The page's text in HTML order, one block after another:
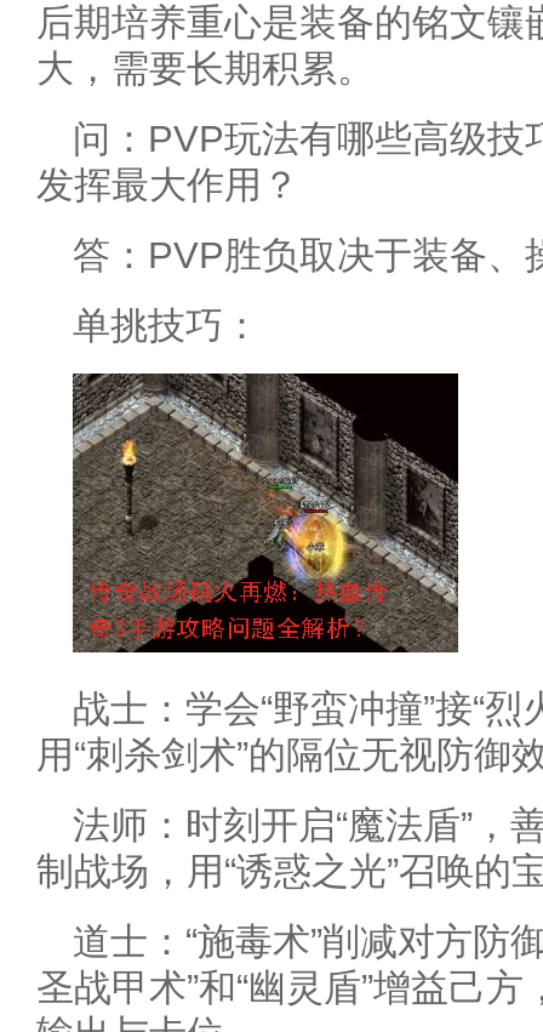
后期培养重心是装备的铭文
大，需要长期积累。
问：PVP玩法有哪些高级
发挥最大作用？
答：PVP胜负取决于装备、
单挑技巧：
战士：学会“野蛮冲撞”接“
用“刺杀剑术”的隔位无视防御
法师：时刻开启“魔法盾”，
制战场，用“诱惑之光”召唤的
道士：“施毒术”削减对方防
圣战甲术”和“幽灵盾”增益己方